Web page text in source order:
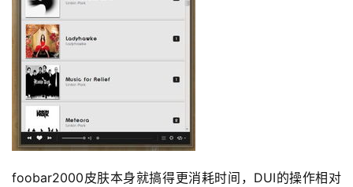
foobar2000皮肤本身就搞得更消耗时间，DUI的操作相对